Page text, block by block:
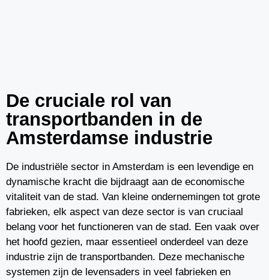
De cruciale rol van
transportbanden in de
Amsterdamse industrie
De industriële sector in Amsterdam is een levendige en
dynamische kracht die bijdraagt aan de economische
vitaliteit van de stad. Van kleine ondernemingen tot grote
fabrieken, elk aspect van deze sector is van cruciaal
belang voor het functioneren van de stad. Een vaak over
het hoofd gezien, maar essentieel onderdeel van deze
industrie zijn de transportbanden. Deze mechanische
systemen zijn de levensaders in veel fabrieken en